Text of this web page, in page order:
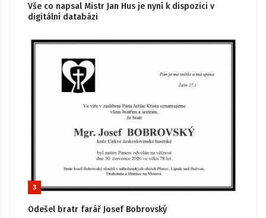
Vše co napsal Mistr Jan Hus je nyní k dispozici v
digitální databázi
3
Odešel bratr farář Josef Bobrovský